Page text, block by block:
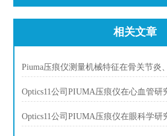
相关文章
Optics11公司PIUMA压痕仪在心血管研
Optics11公司PIUMA压痕仪在眼科学研